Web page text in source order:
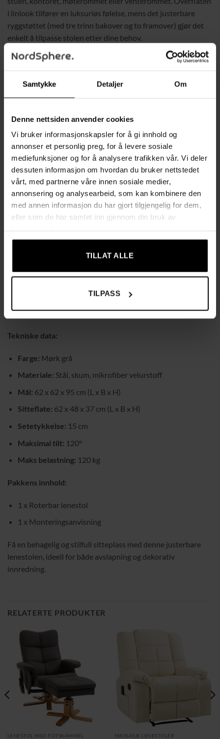
Samtykke Detaljer Om
Denne nettsiden anvender cookies
Vi bruker informasjonskapsler for å gi innhold og
annonser et personlig preg, for å levere sosiale
mediefunksjoner og for å analysere trafikken vår. Vi deler
dessuten informasjon om hvordan du bruker nettstedet
vårt, med partnerne våre innen sosiale medier,
annonsering og analysearbeid, som kan kombinere den
med annen informasjon du har gjort tilgjengelig for dem,
eller som de har samlet inn gjennom din bruk av
TILLAT ALLE
TILPASS
i linlook tilfører en luksuriøs følelse, mens det justerbare
ryggstøttet (med tre trinn bakover og to framover) gjør det
enkelt å tilpasse stolen etter dine behov.
Den robuste stålrammen gir stabilitet og trygghet, mens den
komfortabelt, enten du ser på TV, mediterer eller nyter en
stille stund. Lenestolens fleksibilitet og enkle montering gjør
Beskrivelse:
Elegant design:
Tilfører et preg av eleganse og
sofistikering til interiøret ditt.
Justerbart ryggstøtte:Tre trinn bakover og to framover
for å tilpasse sittestillingen.
360° rotasjon:
Roterbar metallramme for stabilitet og
Komfortabel polstring:Tjukt og mykt sete i linlook gir god
sittekomfort uansett årstid.
Robust konstruksjon:Solid stålramme for trygg og
Passer i alle rom, fra stue til
soverom.
Tekniske data:
Farge: Mørk grå
Materiale: Stål, skum, mikrofiber velurstoff
Mål: 62 x 62 x 95 cm (L x B x H)
Sitteflate: 62 x 48 x 37 cm (L x B x H)
Setetykkelse: 15 cm
Maksimal tilt: 120°
Maks belastning: 120 kg
Pakkens innhold:
1 x Roterbar lenestol
1 x Monteringsanvisning
Få en behagelig og stilfull sitteplass med denne justerbare
lenestolen, ideell for både avslapning og dekorativ
innredning.
RELATERTE PRODUKTER
LENESTOL MED FOTSKAMMEL MASSASJE LENESTOLER